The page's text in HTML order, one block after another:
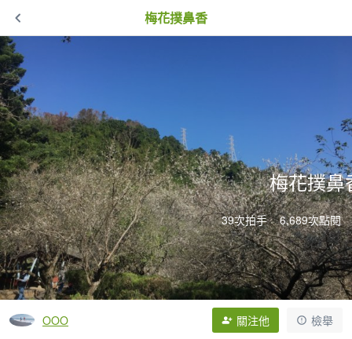
梅花撲鼻香
梅花撲鼻
39次拍手 6,689次點閱
OOO 關注他 檢舉